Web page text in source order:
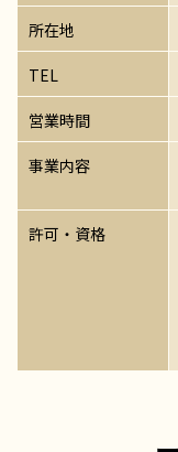
所在地
TEL
営業時間
事業内容
許可・資格